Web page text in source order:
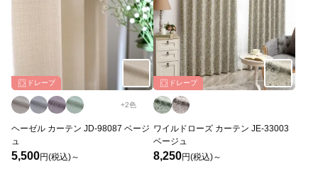
ドレープ
+2色
ヘーゼル カーテン JD-98087 ベージ
ュ
5,500円(税込)～
ドレープ
ワイルドローズ カーテン JE-33003
ベージュ
8,250円(税込)～